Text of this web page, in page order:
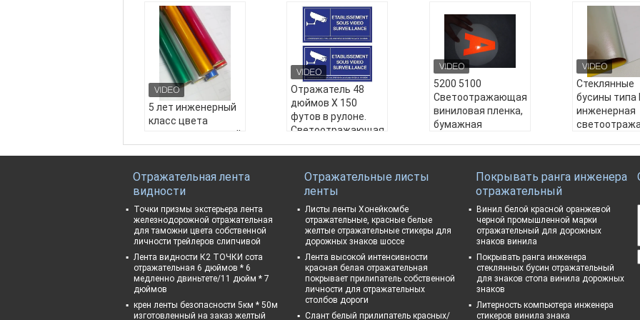
5 лет инженерный
класс цвета
светоотражающий
листовой
виниловые
стеклянные
плоттерная резка
рулон
светоотражающей
пленки для
дорожных вывесок
Название продукт
й класс цвета свет
Отражатель 48
дюймов X 150
футов в рулоне.
Светоотражающая
виниловая пленка
HP Latex для
печати,
серебристая,
инженерная,
светоотражающая
пленка из
стеклянных
шариков.
Название продукт
Отражатель 48 д
юймов X 150 футов
в рулоне. Светоотр
5200 5100
Светоотражающая
виниловая пленка,
бумажная
самоклеящаяся
светоотражающая
пленка в рулоне
для дорожных
знаков
Название продукт
5200 5100 Свето
отражающая вини
ловая пленка, бума
жная инженерная
стеклянная бусин
Стеклянные
бусины типа
инженерная
печать,
Reflectivo
дорожных
Название
ны типа I,
ная
щая пленка,
ссиональное
Отражательная лента
видности
Точки призмы экстерьера лента
железнодорожной отражательная
для таможни цвета собственной
личности трейлеров слипчивой
Лента видности К2 ТОЧКИ сота
отражательная 6 дюймов * 6
медленно двиньтете/11 дюйм * 7
дюймов
крен ленты безопасности 5км * 50м
изготовленный на заказ желтый
Отражательные листы
ленты
Листы ленты Хонейкомбе
отражательные, красные белые
желтые отражательные стикеры для
дорожных знаков шоссе
Лента высокой интенсивности
красная белая отражательная
покрывает прилипатель собственной
личности для отражательных
столбов дороги
Слант белый прилипатель красных/
Покрывать ранга инженера
отражательный
Винил белой красной оранжевой
черной промышленной марки
отражательный для дорожных
знаков винила
Покрывать ранга инженера
стеклянных бусин отражательный
для знаков стопа винила дорожных
знаков
Литерность компьютера инженера
стикеров винила знака